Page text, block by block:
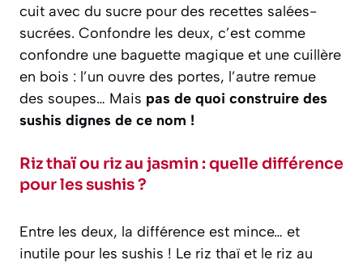
cuit avec du sucre pour des recettes salées-
sucrées. Confondre les deux, c’est comme
confondre une baguette magique et une cuillère
en bois : l’un ouvre des portes, l’autre remue
des soupes… Mais pas de quoi construire des
sushis dignes de ce nom !
Riz thaï ou riz au jasmin : quelle différence
pour les sushis ?
Entre les deux, la différence est mince… et
inutile pour les sushis ! Le riz thaï et le riz au